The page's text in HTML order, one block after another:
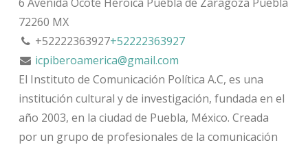
72260 MX
+52222363927+52222363927
icpiberoamerica@gmail.com
El Instituto de Comunicación Política A.C, es una
institución cultural y de investigación, fundada en el
año 2003, en la ciudad de Puebla, México. Creada
por un grupo de profesionales de la comunicación